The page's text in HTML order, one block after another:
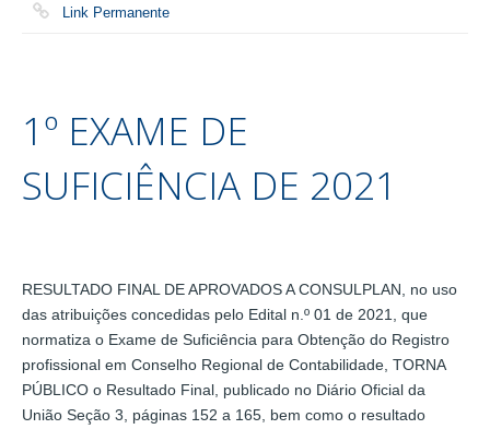
Link Permanente
1º EXAME DE
SUFICIÊNCIA DE 2021
RESULTADO FINAL DE APROVADOS A CONSULPLAN, no uso
das atribuições concedidas pelo Edital n.º 01 de 2021, que
normatiza o Exame de Suficiência para Obtenção do Registro
profissional em Conselho Regional de Contabilidade, TORNA
PÚBLICO o Resultado Final, publicado no Diário Oficial da
União Seção 3, páginas 152 a 165, bem como o resultado